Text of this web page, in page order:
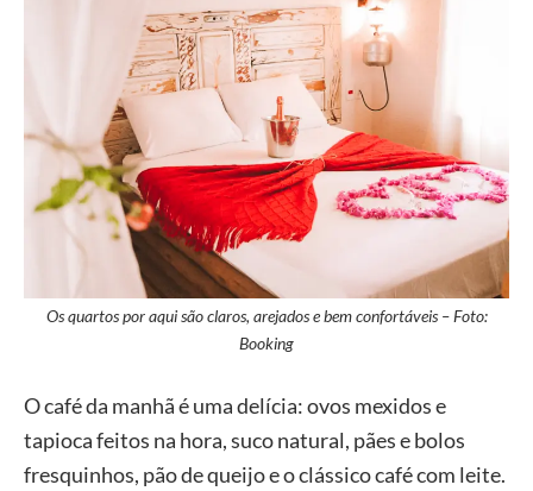
Os quartos por aqui são claros, arejados e bem confortáveis – Foto:
Booking
O café da manhã é uma delícia: ovos mexidos e
tapioca feitos na hora, suco natural, pães e bolos
fresquinhos, pão de queijo e o clássico café com leite.